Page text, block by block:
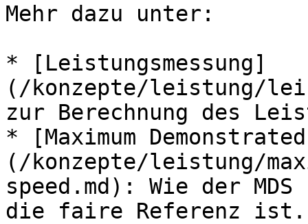
Mehr dazu unter:
* [Leistungsmessung]
(/konzepte/leistung/
zur Berechnung des
* [Maximum
(/konzepte/leistung/
speed.md): Wie der
die faire Referenz ist.